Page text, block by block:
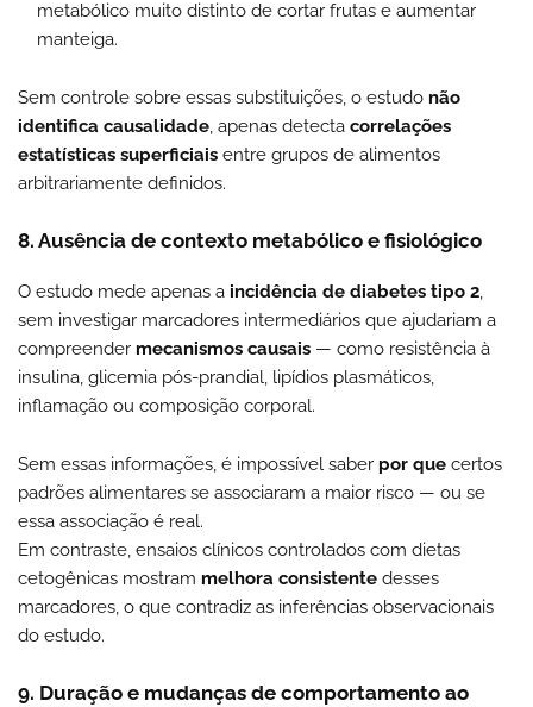
metabólico muito distinto de cortar frutas e aumentar
manteiga.
Sem controle sobre essas substituições, o estudo não
identifica causalidade, apenas detecta correlações
estatísticas superficiais entre grupos de alimentos
arbitrariamente definidos.
8. Ausência de contexto metabólico e fisiológico
O estudo mede apenas a incidência de diabetes tipo 2,
sem investigar marcadores intermediários que ajudariam a
compreender mecanismos causais — como resistência à
insulina, glicemia pós-prandial, lipídios plasmáticos,
inflamação ou composição corporal.
Sem essas informações, é impossível saber por que certos
padrões alimentares se associaram a maior risco — ou se
essa associação é real.
Em contraste, ensaios clínicos controlados com dietas
cetogênicas mostram melhora consistente desses
marcadores, o que contradiz as inferências observacionais
do estudo.
9. Duração e mudanças de comportamento ao